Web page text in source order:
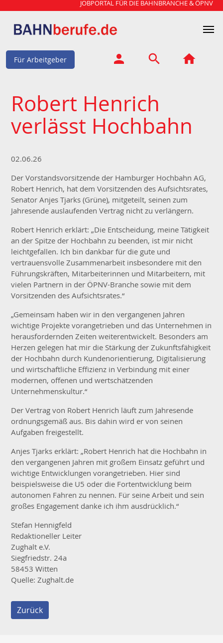
JOBPORTAL FÜR DIE BAHNBRANCHE & ÖPNV
Für Arbeitgeber
Robert Henrich
verlässt Hochbahn
02.06.26
Der Vorstandsvorsitzende der Hamburger Hochbahn AG,
Robert Henrich, hat dem Vorsitzenden des Aufsichtsrates,
Senator Anjes Tjarks (Grüne), mitgeteilt, seinen zum
Jahresende auslaufenden Vertrag nicht zu verlängern.
Robert Henrich erklärt: „Die Entscheidung, meine Tätigkeit
an der Spitze der Hochbahn zu beenden, ist mir nicht
leichtgefallen. Ich bin dankbar für die gute und
vertrauensvolle Zusammenarbeit insbesondere mit den
Führungskräften, Mitarbeiterinnen und Mitarbeitern, mit
vielen Partnern in der ÖPNV-Branche sowie mit dem
Vorsitzenden des Aufsichtsrates.“
„Gemeinsam haben wir in den vergangenen Jahren
wichtige Projekte vorangetrieben und das Unternehmen in
herausfordernden Zeiten weiterentwickelt. Besonders am
Herzen gelegen hat mir die Stärkung der Zukunftsfähigkeit
der Hochbahn durch Kundenorientierung, Digitalisierung
und wirtschaftliche Effizienz in Verbindung mit einer
modernen, offenen und wertschätzenden
Unternehmenskultur.“
Der Vertrag von Robert Henrich läuft zum Jahresende
ordnungsgemäß aus. Bis dahin wird er von seinen
Aufgaben freigestellt.
Anjes Tjarks erklärt: „Robert Henrich hat die Hochbahn in
den vergangenen Jahren mit großem Einsatz geführt und
wichtige Entwicklungen vorangetrieben. Hier sind
beispielsweise die U5 oder die Fortentwicklung beim
autonomen Fahren zu nennen. Für seine Arbeit und sein
großes Engagement danke ich ihm ausdrücklich.“
Stefan Hennigfeld
Redaktioneller Leiter
Zughalt e.V.
Siegfriedstr. 24a
58453 Witten
Quelle: Zughalt.de
Zurück